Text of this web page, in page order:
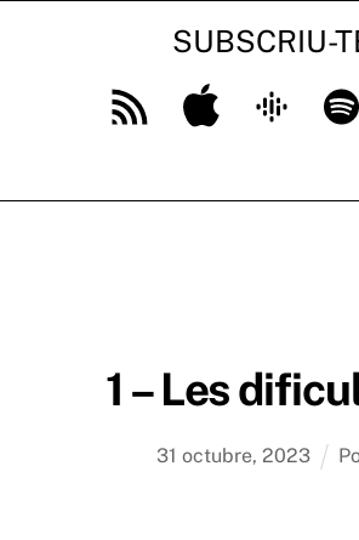
SUBSCRIU-
Feed
Apple
Google
1 – Les
31 octubre,2023